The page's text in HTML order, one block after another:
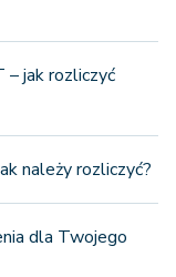
jak rozliczyć
należy rozliczyć?
dla Twojego